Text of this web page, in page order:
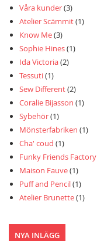
Våra kunder(3)
Atelier Scämmit(1)
Know Me(3)
Sophie Hines(1)
Ida Victoria(2)
Tessuti(1)
Sew Different(2)
Coralie Bijasson (1)
Sybehör(1)
Mönsterfabriken (1)
Cha' coud (1)
Funky Friends Factory
Maison Fauve(1)
Puff and Pencil(1)
Atelier Brunette(1)
NYA INLÄGG